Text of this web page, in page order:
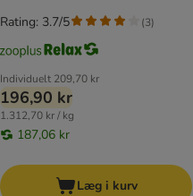
Individuelt 209,70 kr
196,90 kr
1.312,70 kr / kg
187,06 kr
Rating: 3.7/5 (3)
Læg i kurv